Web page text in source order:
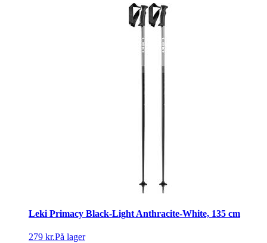
Leki Primacy Black-Light Anthracite-White, 135 cm
279 kr.På lager